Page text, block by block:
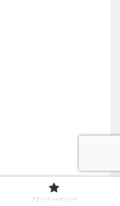
プライバシーポリシー